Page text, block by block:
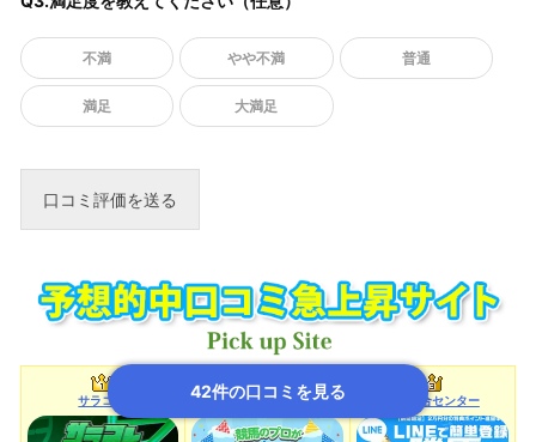
42件の口コミを見る
不満 やや不満 普通
満足 大満足
サラコレ オールウイン 勝馬総合センター